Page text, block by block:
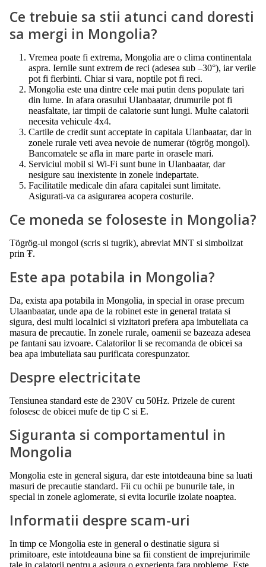
Ce trebuie sa stii atunci cand doresti
sa mergi in Mongolia?
Vremea poate fi extrema, Mongolia are o clima continentala
aspra. Iernile sunt extrem de reci (adesea sub –30°), iar verile
pot fi fierbinti. Chiar si vara, noptile pot fi reci.
Mongolia este una dintre cele mai putin dens populate tari
din lume. In afara orasului Ulanbaatar, drumurile pot fi
neasfaltate, iar timpii de calatorie sunt lungi. Multe calatorii
necesita vehicule 4x4.
Cartile de credit sunt acceptate in capitala Ulanbaatar, dar in
zonele rurale veti avea nevoie de numerar (tögrög mongol).
Bancomatele se afla in mare parte in orasele mari.
Serviciul mobil si Wi-Fi sunt bune in Ulanbaatar, dar
nesigure sau inexistente in zonele indepartate.
Facilitatile medicale din afara capitalei sunt limitate.
Asigurati-va ca asigurarea acopera costurile.
Ce moneda se foloseste in Mongolia?
Tögrög-ul mongol (scris si tugrik), abreviat MNT si simbolizat
prin ₮.
Este apa potabila in Mongolia?
Da, exista apa potabila in Mongolia, in special in orase precum
Ulaanbaatar, unde apa de la robinet este in general tratata si
sigura, desi multi localnici si vizitatori prefera apa imbuteliata ca
masura de precautie. In zonele rurale, oamenii se bazeaza adesea
pe fantani sau izvoare. Calatorilor li se recomanda de obicei sa
bea apa imbuteliata sau purificata corespunzator.
Despre electricitate
Tensiunea standard este de 230V cu 50Hz. Prizele de curent
folosesc de obicei mufe de tip C si E.
Siguranta si comportamentul in
Mongolia
Mongolia este in general sigura, dar este intotdeauna bine sa luati
masuri de precautie standard. Fii cu ochii pe bunurile tale, in
special in zonele aglomerate, si evita locurile izolate noaptea.
Informatii despre scam-uri
In timp ce Mongolia este in general o destinatie sigura si
primitoare, este intotdeauna bine sa fii constient de imprejurimile
tale in calatorii pentru a asigura o experienta fara probleme. Este